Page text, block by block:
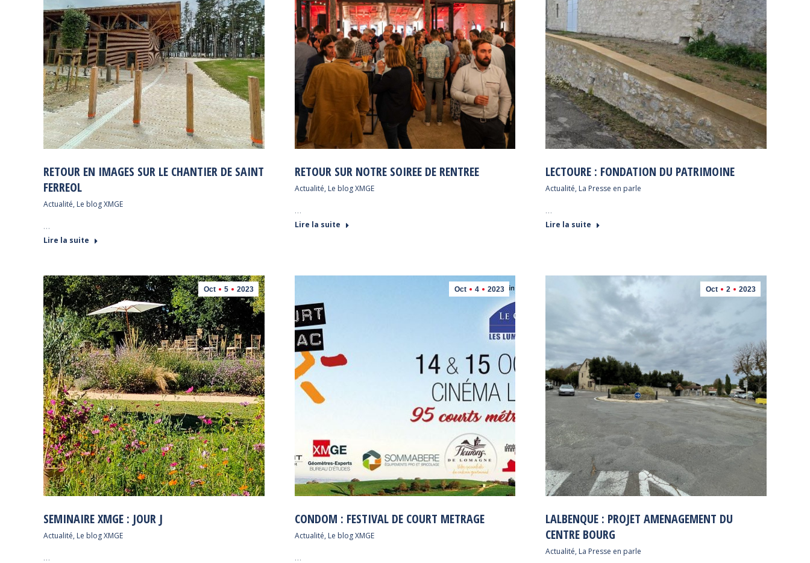
RETOUR EN IMAGES SUR LE CHANTIER DE SAINT
FERREOL
Actualité, Le blog XMGE
…
Lire la suite
RETOUR SUR NOTRE SOIREE DE RENTREE
Actualité, Le blog XMGE
…
Lire la suite
LECTOURE : FONDATION DU PATRIMOINE
Actualité, La Presse en parle
…
Lire la suite
Oct 5 2023
SEMINAIRE XMGE : JOUR J
Actualité, Le blog XMGE
…
Oct 4 2023
CONDOM : FESTIVAL DE COURT METRAGE
Actualité, Le blog XMGE
…
Oct 2 2023
LALBENQUE : PROJET AMENAGEMENT DU
CENTRE BOURG
Actualité, La Presse en parle